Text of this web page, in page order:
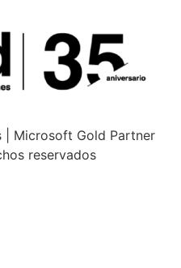
| Microsoft Gold Partner
reservados